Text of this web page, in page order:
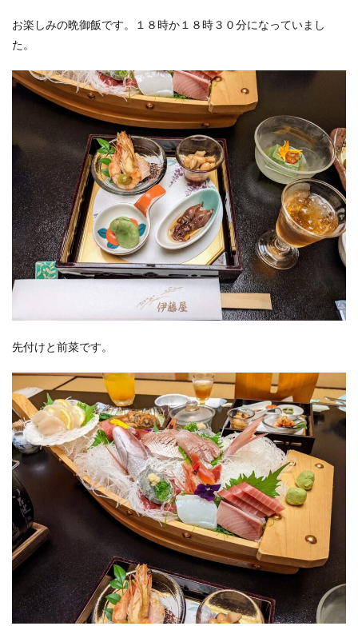
お楽しみの晩御飯です。１８時か１８時３０分になっていまし
た。
先付けと前菜です。